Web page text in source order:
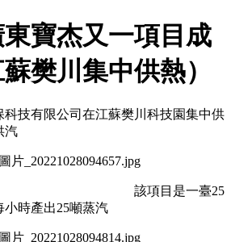
寶杰又一項目成
樊川集中供熱）
技有限公司在江蘇樊川科技園集中供
汽
是一臺25
小時產出25噸蒸汽